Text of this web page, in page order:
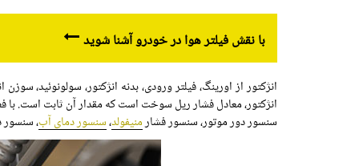
با نقش فیلتر هوا در خودرو آشنا شوید
انژکتور از اورینگ، فیلتر ورودی، بدنه انژکتور،
انژکتور، معادل فشار ریل سوخت است که مقدار آن ثابت است.
سنسور دور موتور، سنسور فشارمنیفولد،سنسور دمای آب، سنسور